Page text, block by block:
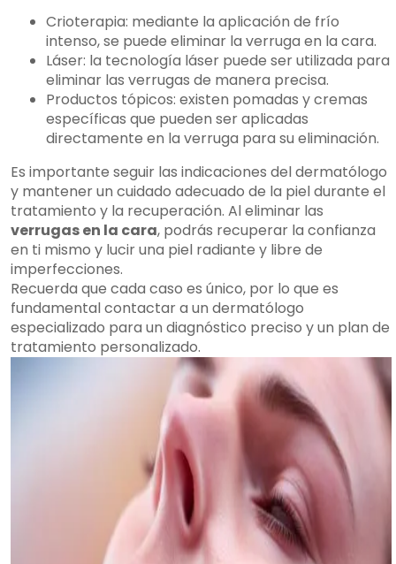
Crioterapia: mediante la aplicación de frío
intenso, se puede eliminar la verruga en la cara.
Láser: la tecnología láser puede ser utilizada para
eliminar las verrugas de manera precisa.
Productos tópicos: existen pomadas y cremas
específicas que pueden ser aplicadas
directamente en la verruga para su eliminación.
Es importante seguir las indicaciones del dermatólogo
y mantener un cuidado adecuado de la piel durante el
tratamiento y la recuperación. Al eliminar las
verrugas en la cara, podrás recuperar la confianza
en ti mismo y lucir una piel radiante y libre de
imperfecciones.
Recuerda que cada caso es único, por lo que es
fundamental contactar a un dermatólogo
especializado para un diagnóstico preciso y un plan de
tratamiento personalizado.